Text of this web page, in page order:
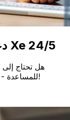
دعم خبراء النقل العالمي للخبراء Xe 24/5
هل تحتاج
للمساعدة - تواصل معنا اليوم للحصول على دعم مخصص!